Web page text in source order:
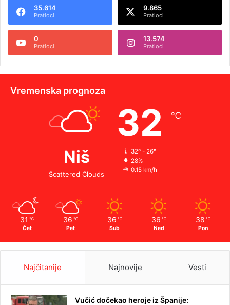
35.614
Pratioci
9.865
Pratioci
0
Pratioci
13.574
Pratioci
Vremenska prognoza
Niš
Scattered Clouds
32 ℃
32º - 26º
28%
0.15 km/h
31 ℃
Čet
36 ℃
Pet
36 ℃
Sub
36 ℃
Ned
38 ℃
Pon
Najčitanije Najnovije Vesti
Vučić dočekao heroje iz Španije: